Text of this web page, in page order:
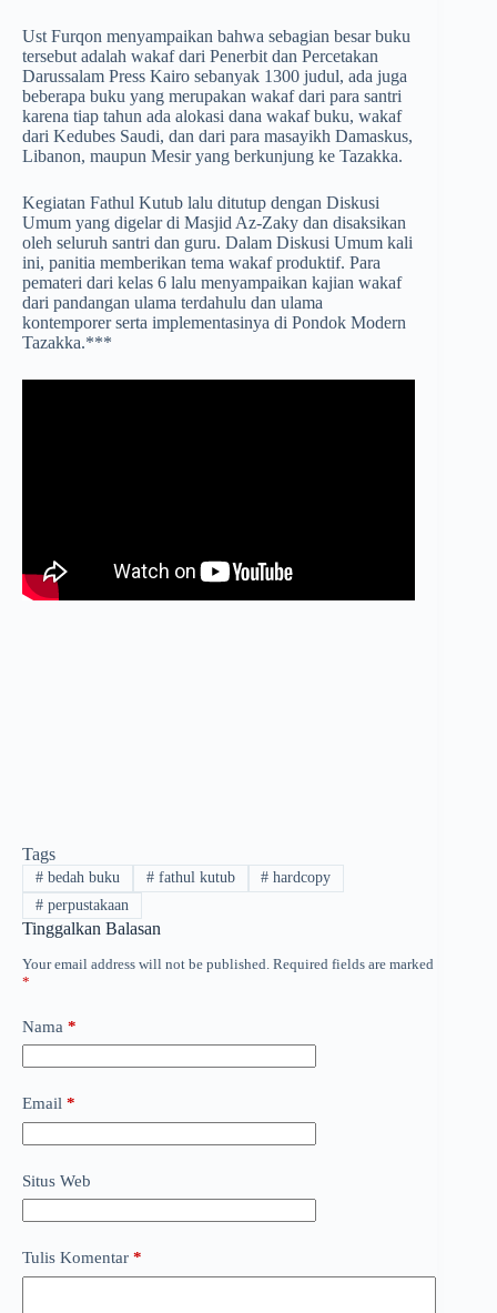
Ust Furqon menyampaikan bahwa sebagian besar buku
tersebut adalah wakaf dari Penerbit dan Percetakan
Darussalam Press Kairo sebanyak 1300 judul, ada juga
beberapa buku yang merupakan wakaf dari para santri
karena tiap tahun ada alokasi dana wakaf buku, wakaf
dari Kedubes Saudi, dan dari para masayikh Damaskus,
Libanon, maupun Mesir yang berkunjung ke Tazakka.
Kegiatan Fathul Kutub lalu ditutup dengan Diskusi
Umum yang digelar di Masjid Az-Zaky dan disaksikan
oleh seluruh santri dan guru. Dalam Diskusi Umum kali
ini, panitia memberikan tema wakaf produktif. Para
pemateri dari kelas 6 lalu menyampaikan kajian wakaf
dari pandangan ulama terdahulu dan ulama
kontemporer serta implementasinya di Pondok Modern
Tazakka.***
Tags
#bedah buku #fathul kutub # hardcopy
#perpustakaan
Tinggalkan Balasan
Your email address will not be published. Required fields are marked
*
Nama *
Email *
Situs Web
Tulis Komentar *